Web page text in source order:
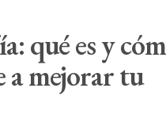
qué es y
a mejorar tu